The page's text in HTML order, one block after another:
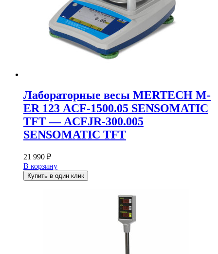
Лабораторные весы MERTECH M-
ER 123 АCF-1500.05 SENSOMATIC
TFT — АCFJR-300.005
SENSOMATIC TFT
21 990 ₽
В корзину
Купить в один клик